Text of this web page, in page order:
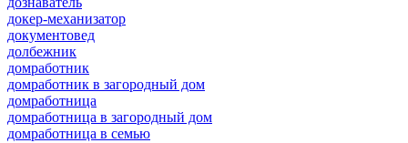
докер-механизатор
документовед
долбежник
домработник
домработник в загородный дом
домработница
домработница в загородный дом
домработница в семью